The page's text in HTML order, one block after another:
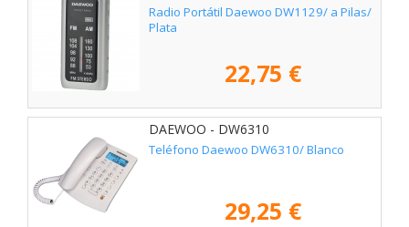
Radio Portátil Daewoo DW1129/ a Pilas/
Plata
22,75 €
DAEWOO - DW6310
Teléfono Daewoo DW6310/ Blanco
29,25 €